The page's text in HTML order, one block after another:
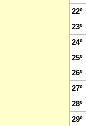
22º
23º
24º
25º
26º
27º
28º
29º